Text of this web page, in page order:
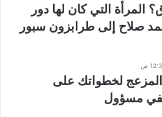
التي كان لها دور
صلاح إلى طرابزون سبور
المزعج لخطواتك على
مسؤول